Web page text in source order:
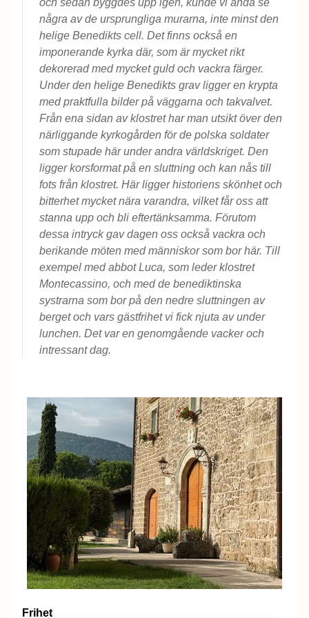
några av de ursprungliga murarna, inte minst den
helige Benedikts cell. Det finns också en
imponerande kyrka där, som är mycket rikt
dekorerad med mycket guld och vackra färger.
Under den helige Benedikts grav ligger en krypta
med praktfulla bilder på väggarna och takvalvet.
Från ena sidan av klostret har man utsikt över den
närliggande kyrkogården för de polska soldater
som stupade här under andra världskriget. Den
ligger korsformat på en sluttning och kan nås till
fots från klostret. Här ligger historiens skönhet och
bitterhet mycket nära varandra, vilket får oss att
stanna upp och bli eftertänksamma. Förutom
dessa intryck gav dagen oss också vackra och
berikande möten med människor som bor här. Till
exempel med abbot Luca, som leder klostret
Montecassino, och med de benediktinska
systrarna som bor på den nedre sluttningen av
berget och vars gästfrihet vi fick njuta av under
lunchen. Det var en genomgående vacker och
intressant dag.
Frihet